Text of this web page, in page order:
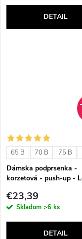
DETAIL
65 B 70 B 75 B
Dámska podprsenka -
korzetová - push-up -
€23,39
Skladom >6 ks
DETAIL